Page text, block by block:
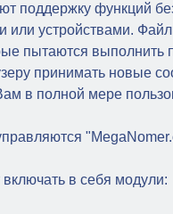
функций
устройствами. Файлы
пытаются
принимать новые
в полной мере
в себя модули: